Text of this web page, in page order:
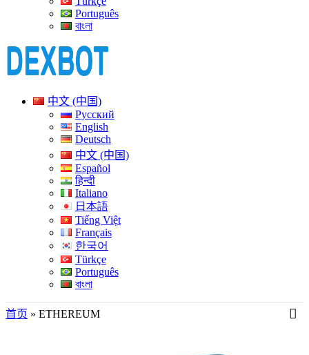
Português
বাংলা
中文 (中国)
Русский
English
Deutsch
中文 (中国)
Español
हिन्दी
Italiano
日本語
Tiếng Việt
Français
한국어
Türkçe
Português
বাংলা
首页 » ETHEREUM